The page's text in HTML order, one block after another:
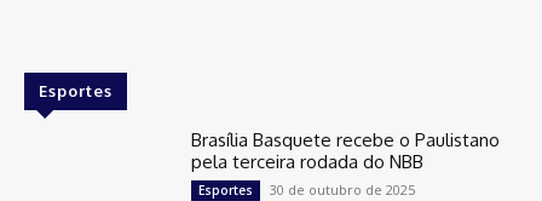
Esportes
Brasília Basquete recebe o Paulistano
pela terceira rodada do NBB
Esportes 30 de outubro de 2025